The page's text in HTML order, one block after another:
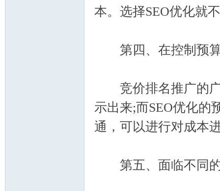
本。选择SEO优化就
第四、在控制预算
竞价排名推广的广
示出来;而SEO优化的
通，可以进行对成本
第五、面临不同